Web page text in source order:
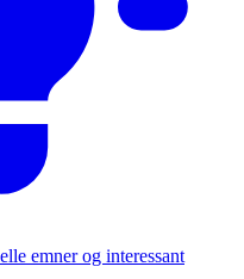
emner og interessant